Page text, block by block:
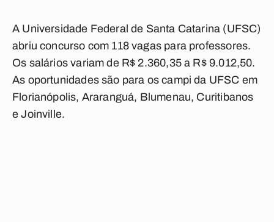
A Universidade Federal de Santa Catarina (UFSC)
abriu concurso com 118 vagas para professores.
Os salários variam de R$ 2.360,35 a R$ 9.012,50.
As oportunidades são para os campi da UFSC em
Florianópolis, Araranguá, Blumenau, Curitibanos
e Joinville.